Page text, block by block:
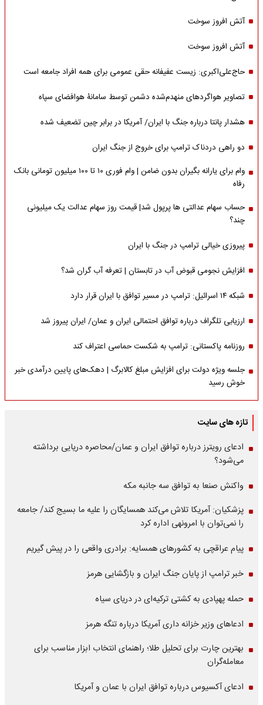
آتش افروز سوخت
آتش افروز سوخت
حاج‌علی‌اکبری: زیست عفیفانه حقی عمومی برای همه افراد جامعه است
تصاویر هواگردهای منهدم‌شده دشمن توسط سامانۀ هوافضای سپاه
هشدار پانتا درباره جنگ با ایران/ آمریکا در برابر چین تضعیف شده
دو راهی دردناک ترامپ برای خروج از جنگ ایران
وام برای یارانه بگیران بدون ضامن | وام فوری ۱۰ تا ۱۰۰ میلیون تومانی بانک
رفاه
حساب سهام عدالتی ها پرپول شد| قیمت روز سهام عدالت یک میلیونی
چند؟
پیروزی خیالی ترامپ در جنگ با ایران
افزایش نجومی قبوض آب در تابستان | تعرفه آب گران شد؟
شبکه ۱۴ اسرائیل: ترامپ در مسیر توافق با ایران قرار دارد
ارزیابی تلگراف درباره توافق احتمالی ایران و عمان/ ایران پیروز شد
روزنامه پاکستانی: ترامپ به شکست حماسی اعتراف کند
جلسه ویژه دولت برای افزایش مبلغ کالابرگ | دهک‌های پایین درآمدی خبر
خوش رسید
تازه های سایت
ادعای رویترز درباره توافق ایران و عمان/محاصره دریایی برداشته
می‌شود؟
واکنش صنعا به توافق سه جانبه مکه
پزشکیان: آمریکا تلاش می‌کند همسایگان را علیه ما بسیج کند/ جامعه
را نمی‌توان با امرونهی اداره کرد
پیام عراقچی به کشورهای همسایه: برادری واقعی را در پیش گیریم
خبر ترامپ از پایان جنگ ایران و بازگشایی هرمز
حمله پهپادی به کشتی ترکیه‌ای در دریای سیاه
ادعاهای وزیر خزانه داری آمریکا درباره تنگه هرمز
بهترین چارت برای تحلیل طلا؛ راهنمای انتخاب ابزار مناسب برای
معامله‌گران
ادعای آکسیوس درباره توافق ایران با عمان و آمریکا